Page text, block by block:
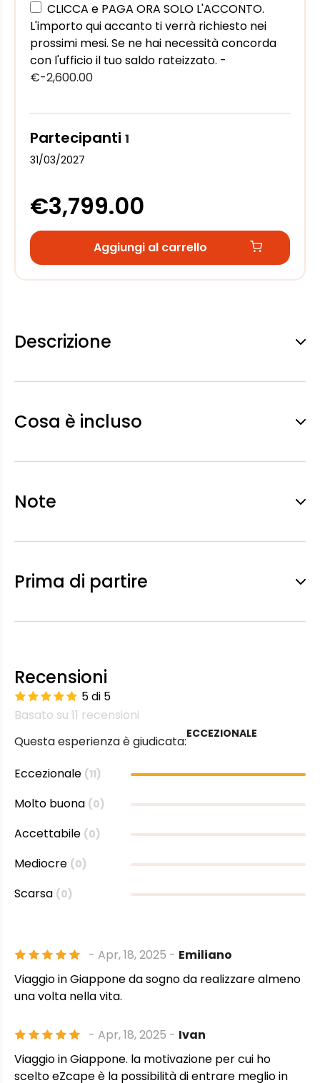
CLICCA e PAGA ORA SOLO L'ACCONTO.
L'importo qui accanto ti verrà richiesto nei
prossimi mesi. Se ne hai necessità concorda
con l'ufficio il tuo saldo rateizzato. -
€-2,600.00
Partecipanti 1
31/03/2027
€3,799.00
Aggiungi al carrello
Descrizione
Cosa è incluso
Note
Prima di partire
Recensioni
5 di 5
Basato su 11 recensioni
Questa esperienza è giudicata:ECCEZIONALE
Eccezionale (11)
Molto buona (0)
Accettabile (0)
Mediocre (0)
Scarsa (0)
- Apr, 18, 2025 - Emiliano
Viaggio in Giappone da sogno da realizzare almeno
una volta nella vita.
- Apr, 18, 2025 - Ivan
Viaggio in Giappone. la motivazione per cui ho
scelto eZcape è la possibilità di entrare meglio in